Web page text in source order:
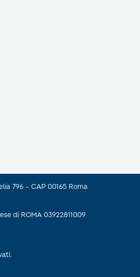
796 – CAP 00165 Roma
di ROMA 03922811009